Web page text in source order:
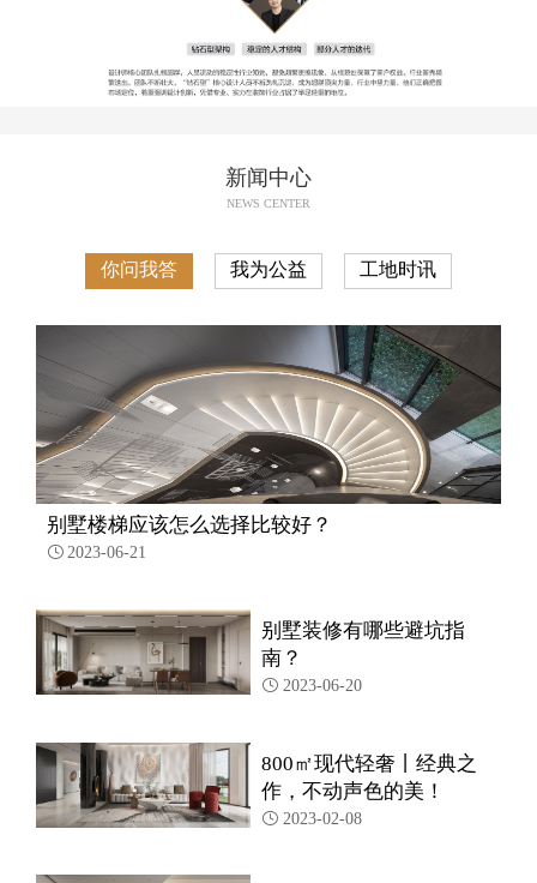
新闻中心
NEWS CENTER
你问我答 我为公益 工地时讯
别墅楼梯应该怎么选择比较好？
 2023-06-21
别墅装修有哪些避坑指
南？
 2023-06-20
800㎡现代轻奢丨经典之
作，不动声色的美！
 2023-02-08